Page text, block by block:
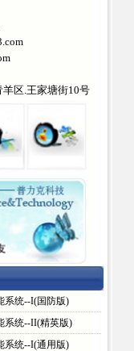
羊区.王家塘街10号
系统--I(国防版)
系统--II(精英版)
系统--I(通用版)